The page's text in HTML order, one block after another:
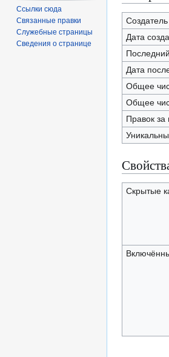
Дата
Дата
Общее
Общее
Правок
Скрытые
Ссылки сюда
Связанные правки
Служебные страницы
Сведения о странице